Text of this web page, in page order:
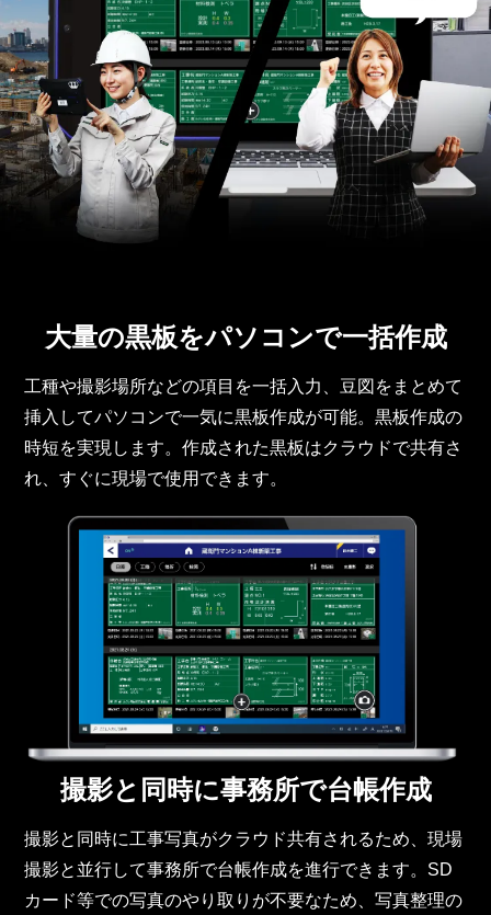
大量の黒板をパソコンで一括作成
工種や撮影場所などの項目を一括入力、豆図をまとめて
挿入してパソコンで一気に黒板作成が可能。黒板作成の
時短を実現します。作成された黒板はクラウドで共有さ
れ、すぐに現場で使用できます。
撮影と同時に事務所で台帳作成
撮影と同時に工事写真がクラウド共有されるため、現場
撮影と並行して事務所で台帳作成を進行できます。SD
カード等での写真のやり取りが不要なため、写真整理の